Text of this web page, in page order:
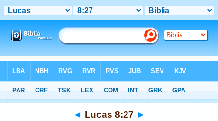
>Lucas > Capítulo 8> Verso 27
◄ Lucas 8:27 ►